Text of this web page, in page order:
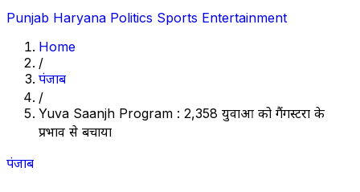
Punjab Haryana Politics Sports Entertainment
Home
/
पंजाब
/
Yuva Saanjh Program : 2,358 युवाओं को गैंगस्टरों के
प्रभाव से बचाया
पंजाब